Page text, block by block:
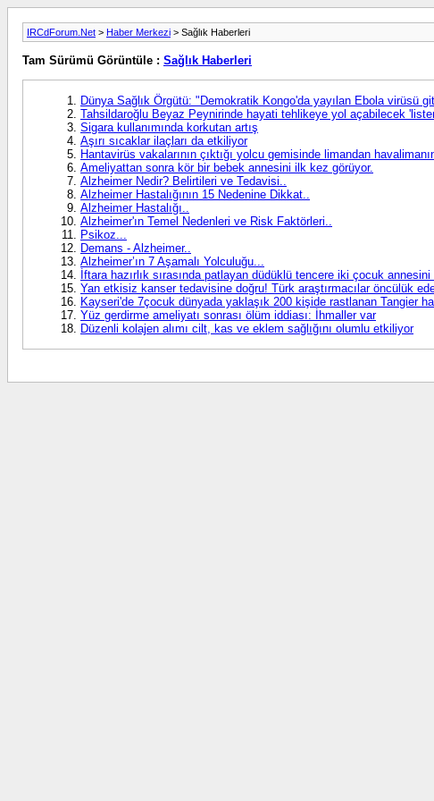
IRCdForum.Net > Haber Merkezi > Sağlık Haberleri
Tam Sürümü Görüntüle : Sağlık Haberleri
Dünya Sağlık Örgütü: "Demokratik Kongo'da yayılan Ebola virüsü
Tahsildaroğlu Beyaz Peynirinde hayati tehlikeye yol açabilecek
Sigara kullanımında korkutan artış
Aşırı sıcaklar ilaçları da etkiliyor
Hantavirüs vakalarının çıktığı yolcu gemisinde limandan
Ameliyattan sonra kör bir bebek annesini ilk kez görüyor.
Alzheimer Nedir? Belirtileri ve Tedavisi..
Alzheimer Hastalığının 15 Nedenine Dikkat..
Alzheimer Hastalığı..
Alzheimer'ın Temel Nedenleri ve Risk Faktörleri..
Psikoz...
Demans - Alzheimer..
Alzheimer’ın 7 Aşamalı Yolculuğu...
İftara hazırlık sırasında patlayan düdüklü tencere iki çocuk
Yan etkisiz kanser tedavisine doğru! Türk araştırmacılar öncülük
Kayseri'de 7çocuk dünyada yaklaşık 200 kişide rastlanan Tangier
Yüz gerdirme ameliyatı sonrası ölüm iddiası: İhmaller var
Düzenli kolajen alımı cilt, kas ve eklem sağlığını olumlu etkiliyor